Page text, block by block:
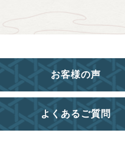
お客様の声
よくあるご質問